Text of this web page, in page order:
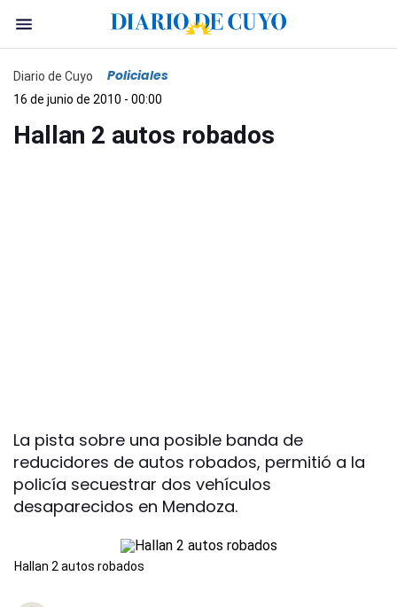
Diario de Cuyo Policiales
16 de junio de 2010 - 00:00
Hallan 2 autos robados
La pista sobre una posible banda de
reducidores de autos robados, permitió a la
policía secuestrar dos vehículos
desaparecidos en Mendoza.
Hallan 2 autos robados